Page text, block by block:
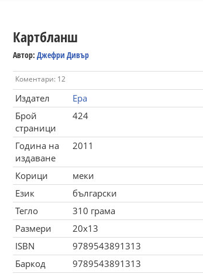
Картбланш
Автор: Джефри Дивър
Коментари: 12
Издател
Ера
Брой
страници
424
Година на
издаване
2011
Корици
меки
Език
български
Тегло
310 грама
Размери
20x13
ISBN
9789543891313
Баркод
9789543891313